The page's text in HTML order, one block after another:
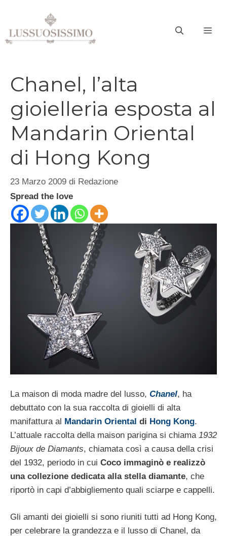
contenuto
Chanel, l’alta
gioielleria esposta al
Mandarin Oriental
di Hong Kong
23 Marzo 2009 di Redazione
Spread the love
La maison di moda madre del lusso, Chanel, ha
debuttato con la sua raccolta di gioielli di alta
manifattura al Mandarin Oriental di Hong Kong.
L’attuale raccolta della maison parigina si chiama 1932
Bijoux de Diamants, chiamata così a causa della crisi
del 1932, periodo in cui Coco immaginò e realizzò
una collezione dedicata alla stella diamante, che
riportò in capi d’abbigliemento quali sciarpe e cappelli.
Gli amanti dei gioielli si sono riuniti tutti ad Hong Kong,
per celebrare la grandezza e il lusso di Chanel, da